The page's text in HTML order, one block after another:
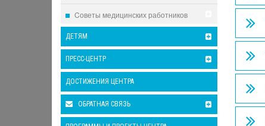
Cоветы медицинских работников
ДЕТЯМ
ПРЕСС-ЦЕНТР
ДОСТИЖЕНИЯ ЦЕНТРА
ОБРАТНАЯ СВЯЗЬ